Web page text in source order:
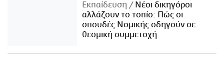
Εκπαίδευση
Νέοι δικηγόροι
αλλάζουν το τοπίο: Πώς οι
σπουδές Νομικής οδηγούν σε
θεσμική συμμετοχή